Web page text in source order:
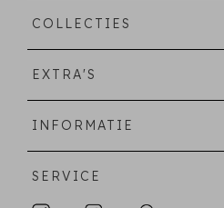
COLLECTIES
EXTRA'S
INFORMATIE
SERVICE